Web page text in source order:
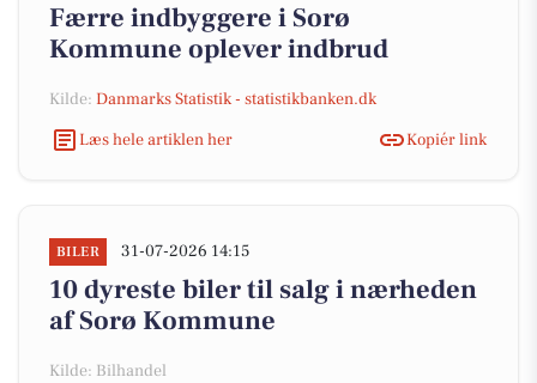
Færre indbyggere i Sorø
Kommune oplever indbrud
Kilde: Danmarks Statistik - statistikbanken.dk
Læs hele artiklen her
Kopiér link
BILER 31-07-2026 14:15
10 dyreste biler til salg i nærheden
af Sorø Kommune
Kilde: Bilhandel